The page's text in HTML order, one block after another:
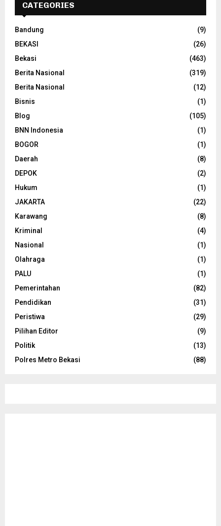
CATEGORIES
Bandung
(9)
BEKASI
(26)
Bekasi
(463)
Berita Nasional
(319)
Berita Nasional
(12)
Bisnis
(1)
Blog
(105)
BNN Indonesia
(1)
BOGOR
(1)
Daerah
(8)
DEPOK
(2)
Hukum
(1)
JAKARTA
(22)
Karawang
(8)
Kriminal
(4)
Nasional
(1)
Olahraga
(1)
PALU
(1)
Pemerintahan
(82)
Pendidikan
(31)
Peristiwa
(29)
Pilihan Editor
(9)
Politik
(13)
Polres Metro Bekasi
(88)